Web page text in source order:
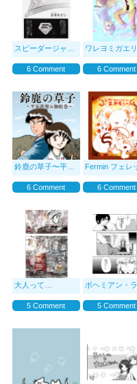
スピーダージャック
6 Comment
ワレヨミガエ
6 Comment
鈴鹿の草子〜平安浪漫お伽絵巻〜
6 Comment
Fermin フェレ
6 Comment
大人って…
5 Comment
ボヘミアン・
5 Comment